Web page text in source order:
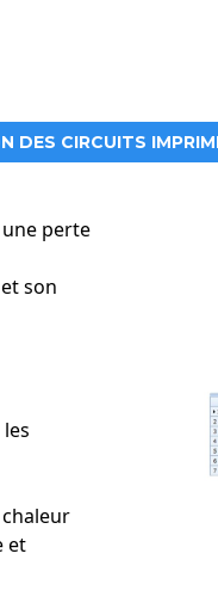
CIRCUITS
perte
son
et
(ADAS)